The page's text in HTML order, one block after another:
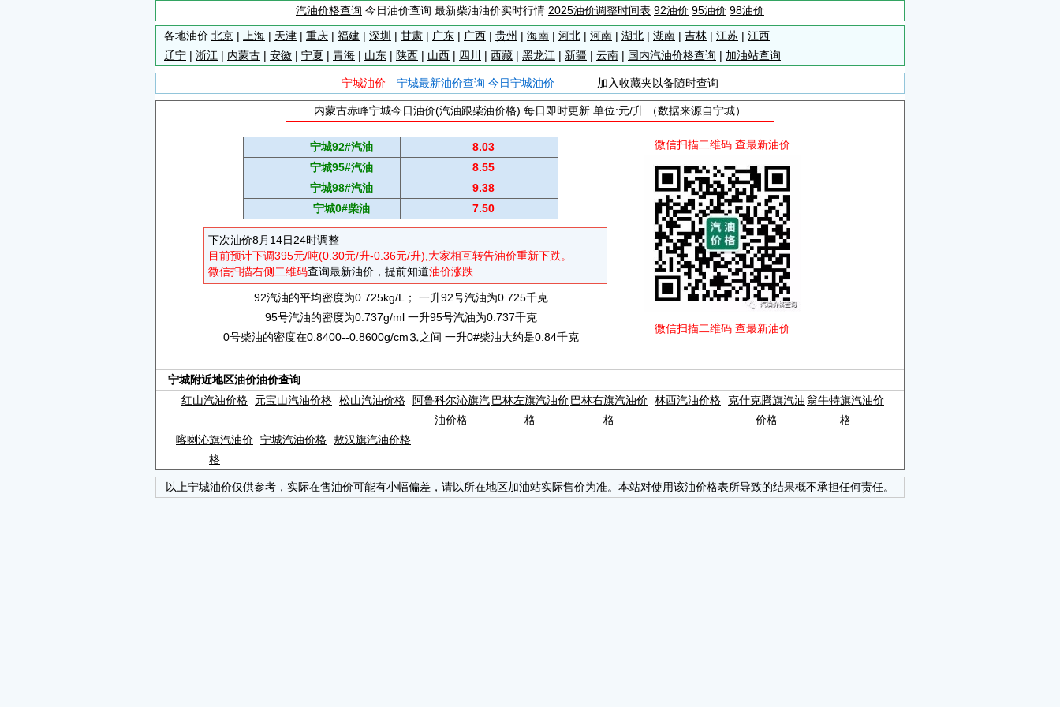
汽油价格查询 今日油价查询 最新柴油油价实时行情 2025油价调整时间表 92油价 95油价 98油价
各地油价 北京 | 上海 | 天津 | 重庆 | 福建 | 深圳 | 甘肃 | 广东 | 广西 | 贵州 | 海南 | 河北 | 河南 | 湖北 | 湖南 | 吉林 | 江苏 | 江西
辽宁 | 浙江 | 内蒙古 | 安徽 | 宁夏 | 青海 | 山东 | 陕西 | 山西 | 四川 | 西藏 | 黑龙江 | 新疆 | 云南 | 国内汽油价格查询 | 加油站查询
宁城油价 宁城最新油价查询 今日宁城油价 加入收藏夹以备随时查询
内蒙古赤峰宁城今日油价(汽油跟柴油价格) 每日即时更新 单位:元/升 （数据来源自宁城）
宁城92#汽油
8.03
宁城95#汽油
8.55
宁城98#汽油
9.38
宁城0#柴油
7.50
下次油价8月14日24时调整
目前预计下调395元/吨(0.30元/升-0.36元/升),大家相互转告油价重新下跌。
微信扫描右侧二维码查询最新油价，提前知道油价涨跌
92汽油的平均密度为0.725kg/L； 一升92号汽油为0.725千克
95号汽油的密度为0.737g/ml 一升95号汽油为0.737千克
0号柴油的密度在0.8400--0.8600g/cm⒊之间 一升0#柴油大约是0.84千克
微信扫描二维码 查最新油价
微信扫描二维码 查最新油价
宁城附近地区油价油价查询
红山汽油价格
元宝山汽油价格 松山汽油价格
阿鲁科尔沁旗汽
油价格
巴林左旗汽油价
格
巴林右旗汽油价
格
林西汽油价格 克什克腾旗汽油
价格
翁牛特旗汽油价
格
喀喇沁旗汽油价
格
宁城汽油价格 敖汉旗汽油价格
以上宁城油价仅供参考，实际在售油价可能有小幅偏差，请以所在地区加油站实际售价为准。本站对使用该油价格表所导致的结果概不承担任何责任。